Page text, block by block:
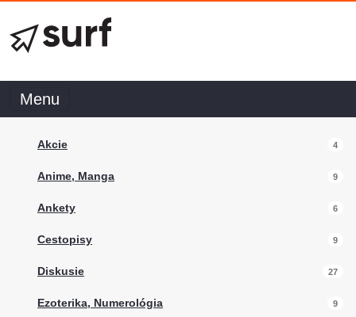
Menu
Akcie 4
Anime, Manga 9
Ankety 6
Cestopisy 9
Diskusie 27
Ezoterika, Numerológia 9